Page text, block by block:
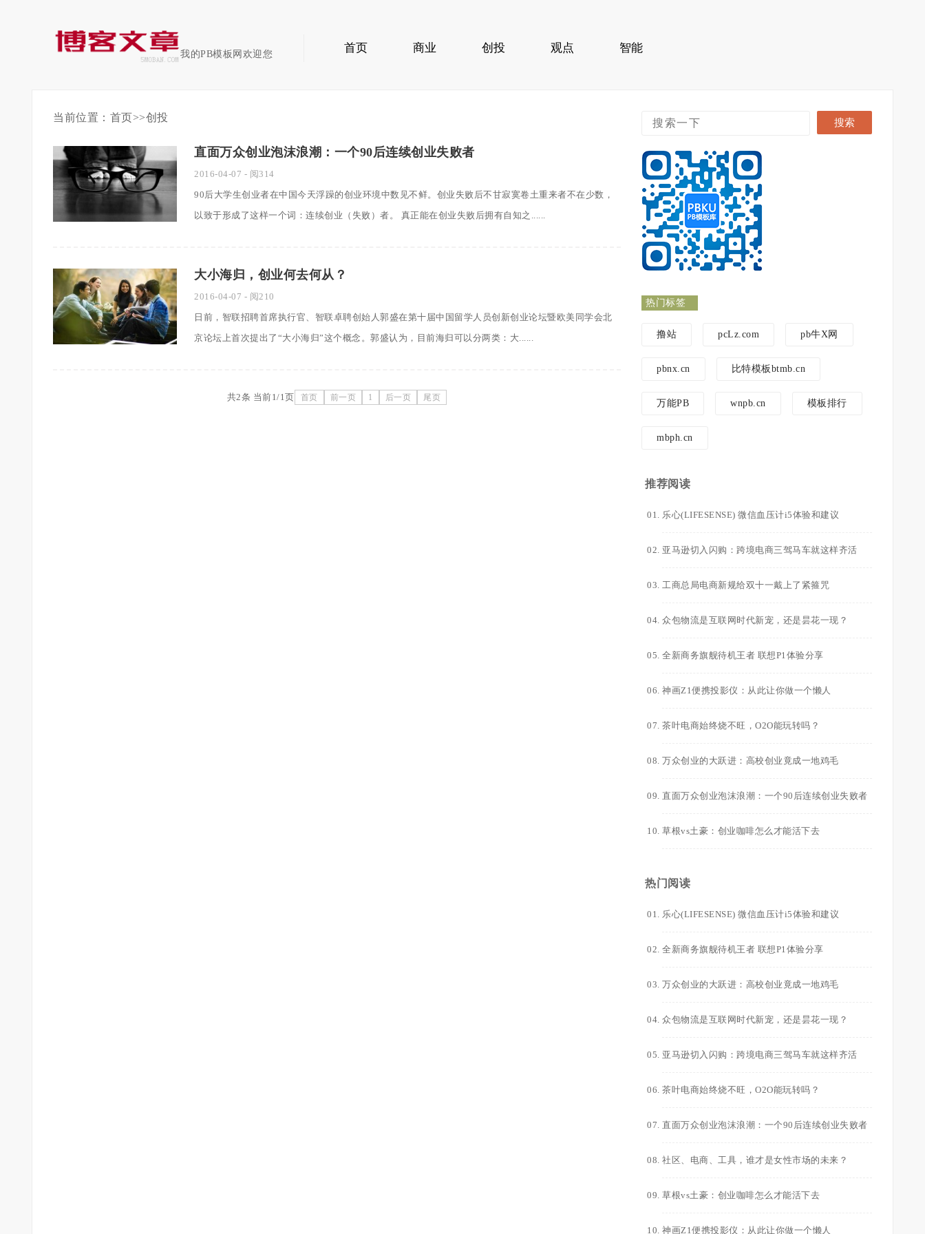
我的PB模板网欢迎您 首页 商业 创投 观点 智能
当前位置： 首页>>创投
直面万众创业泡沫浪潮：一个90后连续创业失败者
2016-04-07 - 阅314
90后大学生创业者在中国今天浮躁的创业环境中数见不鲜。创业失败后不甘寂寞卷土重来者不在少数，
以致于形成了这样一个词：连续创业（失败）者。 真正能在创业失败后拥有自知之......
大小海归，创业何去何从？
2016-04-07 - 阅210
日前，智联招聘首席执行官、智联卓聘创始人郭盛在第十届中国留学人员创新创业论坛暨欧美同学会北
京论坛上首次提出了“大小海归”这个概念。郭盛认为，目前海归可以分两类：大......
共2条 当前1/1页 首页 前一页 1 后一页 尾页
热门标签
撸站 pcLz.com pb牛X网
pbnx.cn 比特模板btmb.cn
万能PB wnpb.cn 模板排行
mbph.cn
推荐阅读
乐心(LIFESENSE) 微信血压计i5体验和建议
亚马逊切入闪购：跨境电商三驾马车就这样齐活
工商总局电商新规给双十一戴上了紧箍咒
众包物流是互联网时代新宠，还是昙花一现？
全新商务旗舰待机王者 联想P1体验分享
神画Z1便携投影仪：从此让你做一个懒人
茶叶电商始终烧不旺，O2O能玩转吗？
万众创业的大跃进：高校创业竟成一地鸡毛
直面万众创业泡沫浪潮：一个90后连续创业失败者
草根vs土豪：创业咖啡怎么才能活下去
热门阅读
乐心(LIFESENSE) 微信血压计i5体验和建议
全新商务旗舰待机王者 联想P1体验分享
万众创业的大跃进：高校创业竟成一地鸡毛
众包物流是互联网时代新宠，还是昙花一现？
亚马逊切入闪购：跨境电商三驾马车就这样齐活
茶叶电商始终烧不旺，O2O能玩转吗？
直面万众创业泡沫浪潮：一个90后连续创业失败者
社区、电商、工具，谁才是女性市场的未来？
草根vs土豪：创业咖啡怎么才能活下去
神画Z1便携投影仪：从此让你做一个懒人